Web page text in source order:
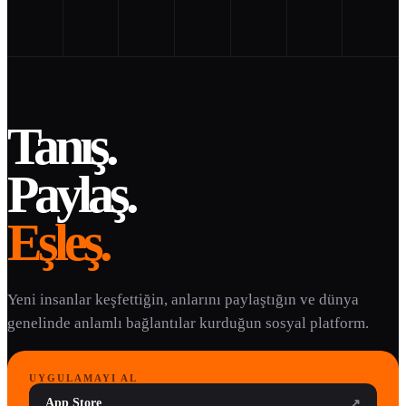
Tanış.
Paylaş.
Eşleş.
Yeni insanlar keşfettiğin, anlarını paylaştığın ve dünya
genelinde anlamlı bağlantılar kurduğun sosyal platform.
UYGULAMAYI AL
App Store